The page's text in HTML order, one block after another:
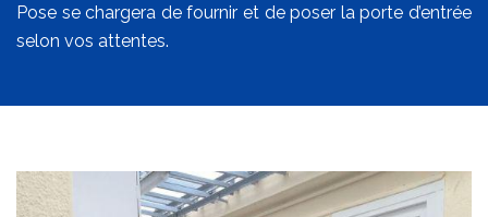
Pose se chargera de fournir et de poser la porte d’entrée
selon vos attentes.